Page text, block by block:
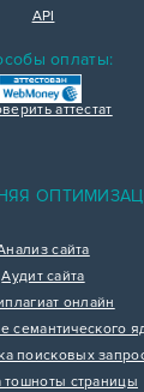
API
оплаты:
аттестат
сайта
Аудит сайта
онлайн
семантического
поисковых
тошноты страницы